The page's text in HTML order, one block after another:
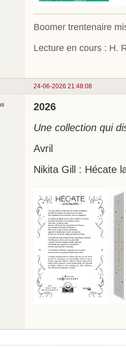
Boomer trentenaire
Lecture en cours : H.
24-06-2026 21:48:08
2026
Une collection qui
Avril
Nikita Gill : Hécate